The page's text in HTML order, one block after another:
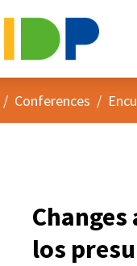
menu
/ Conferences /
los